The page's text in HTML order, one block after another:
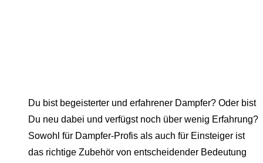
Du bist begeisterter und erfahrener Dampfer? Oder bist
Du neu dabei und verfügst noch über wenig Erfahrung?
Sowohl für Dampfer-Profis als auch für Einsteiger ist
das richtige Zubehör von entscheidender Bedeutung